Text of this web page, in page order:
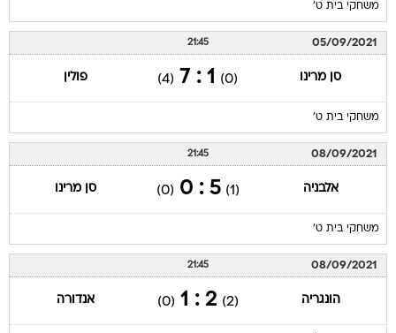
משחקי בית ט'
05/09/2021
21:45
סן מרינו (0)
1 : 7
(4) פולין
משחקי בית ט'
08/09/2021
21:45
אלבניה (1)
5 : 0
(0) סן מרינו
משחקי בית ט'
08/09/2021
21:45
הונגריה (2)
2 : 1
(0) אנדורה